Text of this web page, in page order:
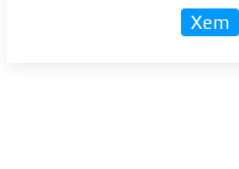
Xem